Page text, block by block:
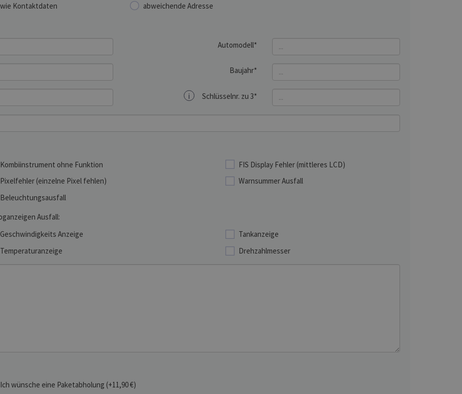
wie Kontaktdaten abweichende Adresse
Automodell*
Baujahr*
i Schlüsselnr. zu 3*
Kombiinstrument ohne Funktion
FIS Display Fehler (mittleres LCD)
Pixelfehler (einzelne Pixel fehlen)
Warnsummer Ausfall
Beleuchtungsausfall
Ausfall:
Geschwindigkeits Anzeige
Tankanzeige
Temperaturanzeige
Drehzahlmesser
Ich wünsche eine Paketabholung (+11,90 €)